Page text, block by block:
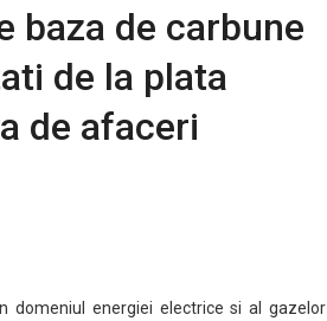
baza de carbune
de la plata
de afaceri
domeniul energiei electrice si al gazelor